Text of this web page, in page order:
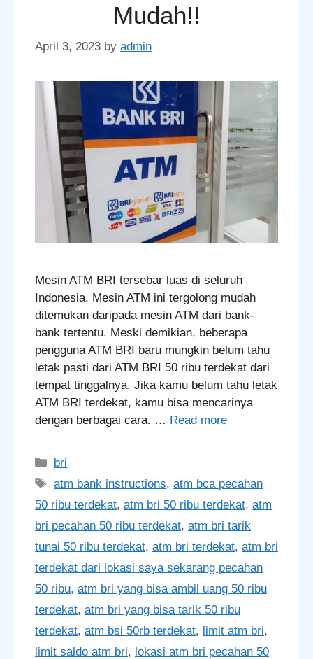
Mudah!!
April 3, 2023 by admin
Mesin ATM BRI tersebar luas di seluruh
Indonesia. Mesin ATM ini tergolong mudah
ditemukan daripada mesin ATM dari bank-
bank tertentu. Meski demikian, beberapa
pengguna ATM BRI baru mungkin belum tahu
letak pasti dari ATM BRI 50 ribu terdekat dari
tempat tinggalnya. Jika kamu belum tahu letak
ATM BRI terdekat, kamu bisa mencarinya
dengan berbagai cara. … Read more
Categories
bri
Tags
atm bank instructions,atm bca pecahan
50 ribu terdekat, atm bri 50 ribu terdekat, atm
bri pecahan 50 ribu terdekat, atm bri tarik
tunai 50 ribu terdekat, atm bri terdekat, atm bri
terdekat dari lokasi saya sekarang pecahan
50 ribu, atm bri yang bisa ambil uang 50 ribu
terdekat, atm bri yang bisa tarik 50 ribu
terdekat, atm bsi 50rb terdekat, limit atm bri,
limit saldo atm bri, lokasi atm bri pecahan 50